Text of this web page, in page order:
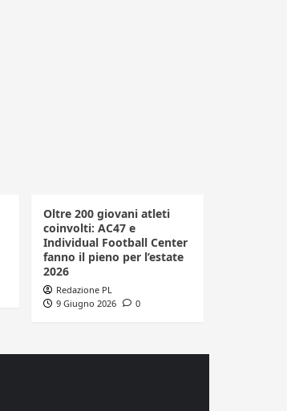
Oltre 200 giovani atleti
coinvolti: AC47 e
Individual Football Center
fanno il pieno per l’estate
2026
Redazione PL
9 Giugno 2026
0